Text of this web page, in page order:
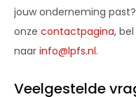
jouw onderneming
onze contactpagina,
naar info@lpfs.nl.
Veelgestelde